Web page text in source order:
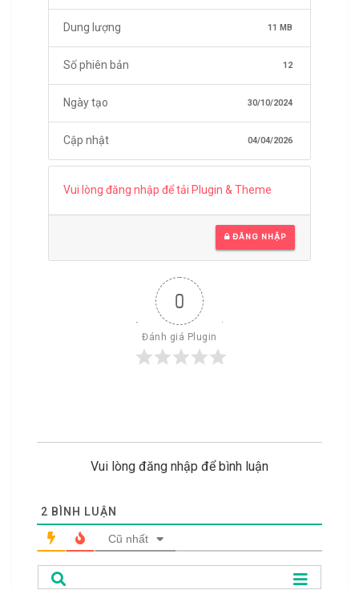
Dung lượng 11 MB
Số phiên bản 12
Ngày tạo 30/10/2024
Cập nhật 04/04/2026
Vui lòng đăng nhập để tải Plugin & Theme
ĐĂNG NHẬP
0
Đánh giá Plugin
Vui lòng đăng nhập để bình luận
2 BÌNH LUẬN
Cũ nhất